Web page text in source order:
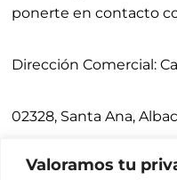
Valoramos tu
ponerte en contacto
Dirección Comercial:
02328, Santa Ana,
Teléfonos:675 900 640,